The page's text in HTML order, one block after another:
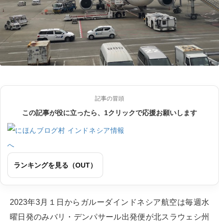
記事の冒頭
この記事が役に立ったら、1クリックで応援お願いします
ランキングを見る（OUT）
2023年3月１日からガルーダインドネシア航空は毎週水
曜日発のみバリ・デンパサール出発便が北スラウェシ州